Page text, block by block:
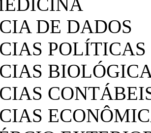
DE DADOS
POLÍTICAS